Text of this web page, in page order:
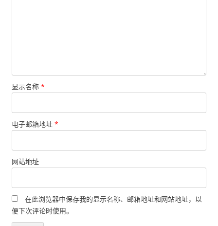
显示名称 *
电子邮箱地址 *
网站地址
在此浏览器中保存我的显示名称、邮箱地址和网站地址，以
便下次评论时使用。